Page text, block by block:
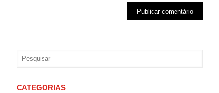
CATEGORIAS